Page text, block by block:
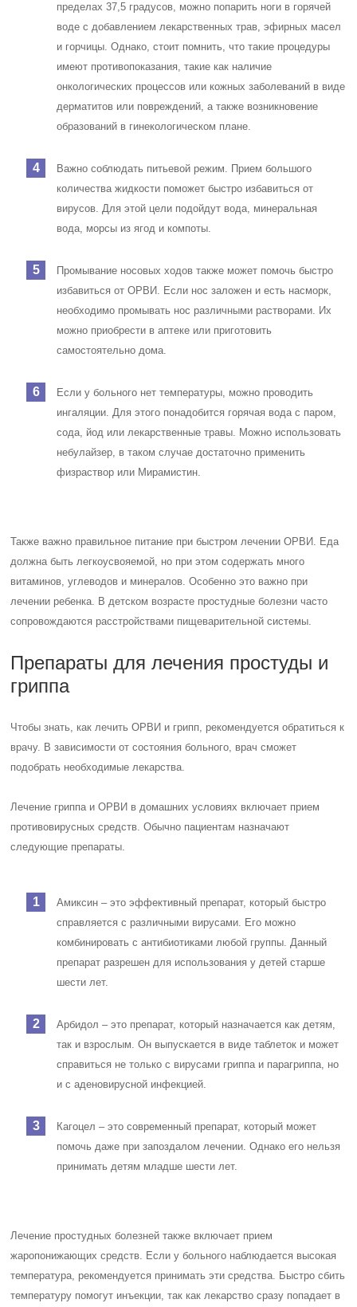
пределах 37,5 градусов, можно попарить ноги в горячей
воде с добавлением лекарственных трав, эфирных масел
и горчицы. Однако, стоит помнить, что такие процедуры
имеют противопоказания, такие как наличие
онкологических процессов или кожных заболеваний в виде
дерматитов или повреждений, а также возникновение
образований в гинекологическом плане.
Важно соблюдать питьевой режим. Прием большого
количества жидкости поможет быстро избавиться от
вирусов. Для этой цели подойдут вода, минеральная
вода, морсы из ягод и компоты.
Промывание носовых ходов также может помочь быстро
избавиться от ОРВИ. Если нос заложен и есть насморк,
необходимо промывать нос различными растворами. Их
можно приобрести в аптеке или приготовить
самостоятельно дома.
Если у больного нет температуры, можно проводить
ингаляции. Для этого понадобится горячая вода с паром,
сода, йод или лекарственные травы. Можно использовать
небулайзер, в таком случае достаточно применить
физраствор или Мирамистин.
Также важно правильное питание при быстром лечении ОРВИ. Еда
должна быть легкоусвояемой, но при этом содержать много
витаминов, углеводов и минералов. Особенно это важно при
лечении ребенка. В детском возрасте простудные болезни часто
сопровождаются расстройствами пищеварительной системы.
Препараты для лечения простуды и
гриппа
Чтобы знать, как лечить ОРВИ и грипп, рекомендуется обратиться к
врачу. В зависимости от состояния больного, врач сможет
подобрать необходимые лекарства.
Лечение гриппа и ОРВИ в домашних условиях включает прием
противовирусных средств. Обычно пациентам назначают
следующие препараты.
Амиксин – это эффективный препарат, который быстро
справляется с различными вирусами. Его можно
комбинировать с антибиотиками любой группы. Данный
препарат разрешен для использования у детей старше
шести лет.
Арбидол – это препарат, который назначается как детям,
так и взрослым. Он выпускается в виде таблеток и может
справиться не только с вирусами гриппа и парагриппа, но
и с аденовирусной инфекцией.
Кагоцел – это современный препарат, который может
помочь даже при запоздалом лечении. Однако его нельзя
принимать детям младше шести лет.
Лечение простудных болезней также включает прием
жаропонижающих средств. Если у больного наблюдается высокая
температура, рекомендуется принимать эти средства. Быстро сбить
температуру помогут инъекции, так как лекарство сразу попадает в